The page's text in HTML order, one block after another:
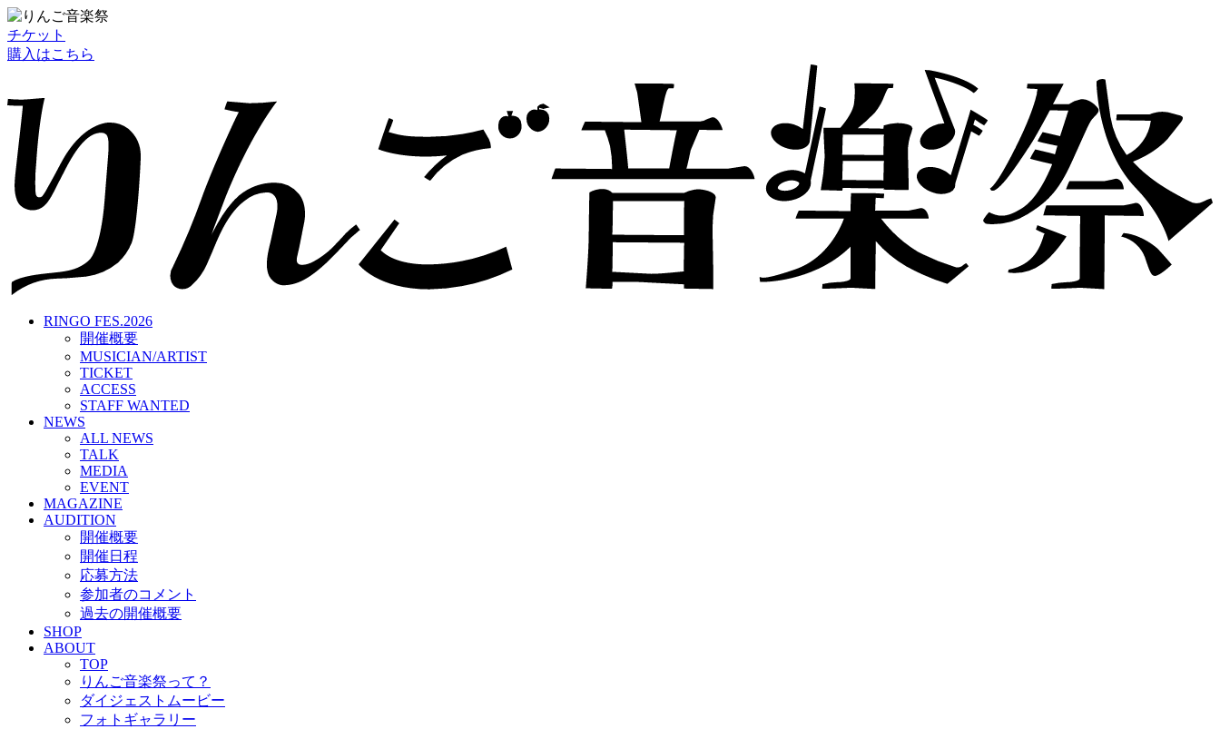
チケット
購入はこちら
RINGO FES.2026
開催概要
MUSICIAN/ARTIST
TICKET
ACCESS
STAFF WANTED
NEWS
ALL NEWS
TALK
MEDIA
EVENT
MAGAZINE
AUDITION
開催概要
開催日程
応募方法
参加者のコメント
過去の開催概要
SHOP
ABOUT
TOP
りんご音楽祭って？
ダイジェストムービー
フォトギャラリー